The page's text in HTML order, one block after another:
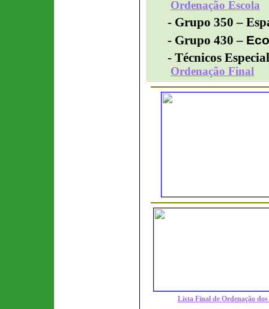
Ordenação Escola
- Grupo 350 –
- Grupo 430 –
- Técnicos
Ordenação Final
Lista Final de Ordenação